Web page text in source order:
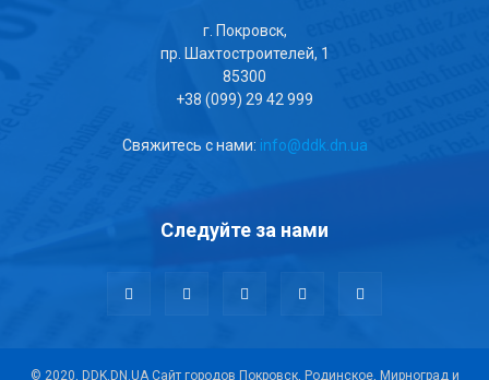
г. Покровск,
пр. Шахтостроителей, 1
85300
+38 (099) 29 42 999
Свяжитесь с нами: info@ddk.dn.ua
Следуйте за нами
© 2020, DDK.DN.UA Сайт городов Покровск, Родинское, Мирноград и